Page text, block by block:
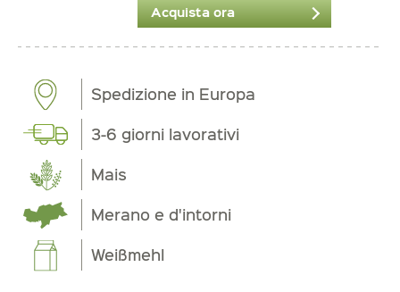
Acquista ora
Spedizione in Europa
3-6 giorni lavorativi
Mais
Merano e d'intorni
Weißmehl